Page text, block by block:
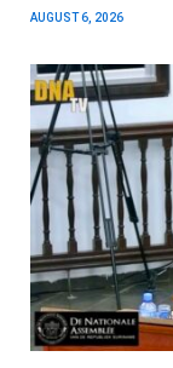
AUGUST 6, 2026